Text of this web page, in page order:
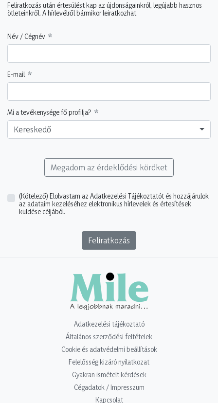
Feliratkozás után értesülést kap az újdonságainkról, legújabb hasznos
ötleteinkről. A hírlevélről bármikor leiratkozhat.
Név / Cégnév
E-mail
Mi a tevékenysége fő profilja?
Kereskedő
Megadom az érdeklődési köröket
(Kötelező) Elolvastam az Adatkezelési Tájékoztatót és hozzájárulok
az adataim kezeléséhez elektronikus hírlevelek és értesítések
küldése céljából.
Feliratkozás
Adatkezelési tájékoztató
Általános szerződési feltételek
Cookie és adatvédelmi beállítások
Felelősség kizáró nyilatkozat
Gyakran ismételt kérdések
Cégadatok / Impresszum
Kapcsolat